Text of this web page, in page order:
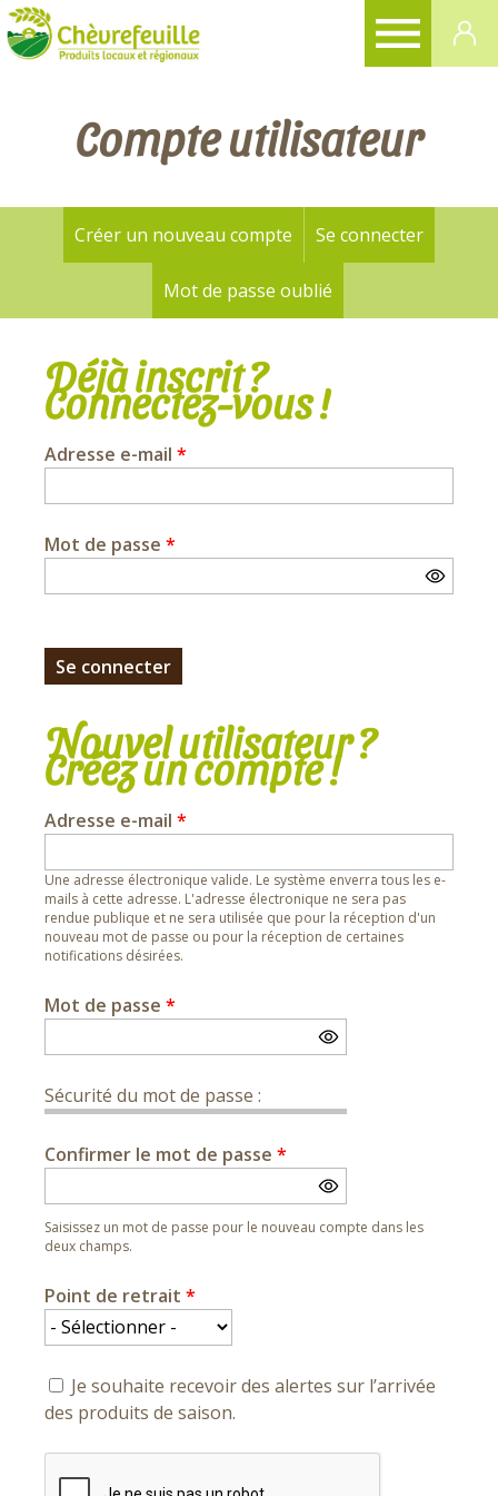
Compte utilisateur
Onglets
principaux
Créer un nouveau compte Se connecter(onglet
Mot de passe oublié
Déjà inscrit ?
Connectez-vous !
Adresse e-mail *
Mot de passe *
Nouvel utilisateur ?
Créez un compte !
Adresse e-mail *
Une adresse électronique valide. Le système enverra tous les e-
mails à cette adresse. L'adresse électronique ne sera pas
rendue publique et ne sera utilisée que pour la réception d'un
nouveau mot de passe ou pour la réception de certaines
notifications désirées.
Mot de passe *
Sécurité du mot de passe :
Confirmer le mot de passe *
Saisissez un mot de passe pour le nouveau compte dans les
deux champs.
Point de retrait *
Je souhaite recevoir des alertes sur l’arrivée
des produits de saison.